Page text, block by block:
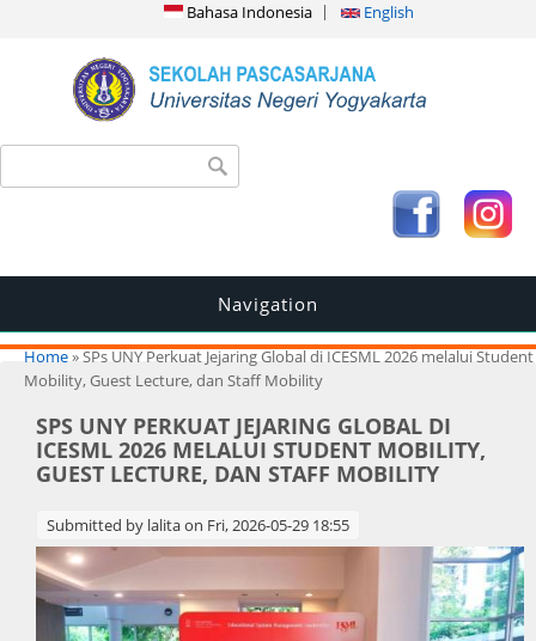
Bahasa Indonesia English
Search form
Navigation
You are here
Home» SPs UNY Perkuat Jejaring Global di ICESML 2026 melalui Student
Mobility, Guest Lecture, dan Staff Mobility
SPS UNY PERKUAT JEJARING GLOBAL DI
ICESML 2026 MELALUI STUDENT MOBILITY,
GUEST LECTURE, DAN STAFF MOBILITY
Submitted by lalitaon Fri, 2026-05-29 18:55